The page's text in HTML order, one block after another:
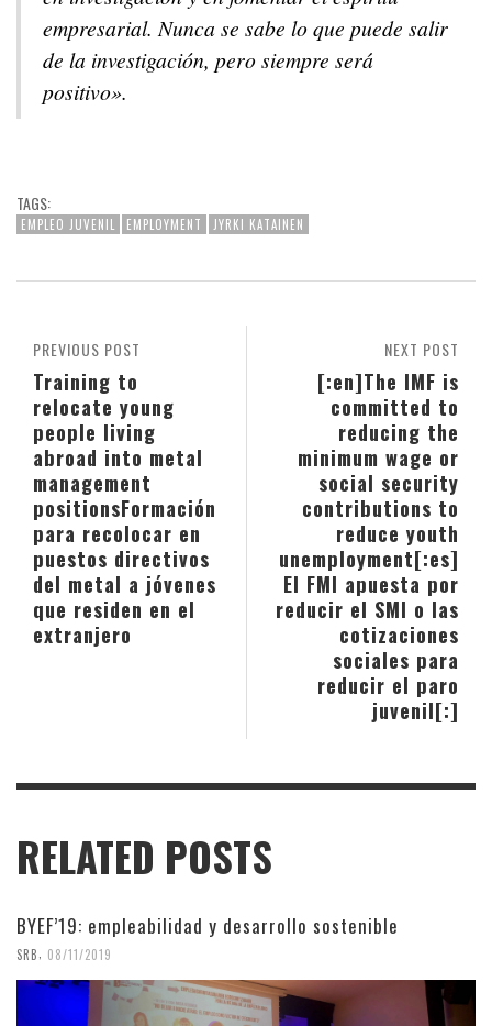
empresarial. Nunca se sabe lo que puede salir
de la investigación, pero siempre será
positivo».
TAGS:
EMPLEO JUVENIL EMPLOYMENT JYRKI KATAINEN
NEXT POST
[:en]The IMF is
committed to
reducing the
minimum wage or
social security
contributions to
reduce youth
unemployment[:es]
El FMI apuesta por
reducir el SMI o las
cotizaciones
sociales para
reducir el paro
juvenil[:]
PREVIOUS POST
Training to
relocate young
people living
abroad into metal
management
positionsFormación
para recolocar en
puestos directivos
del metal a jóvenes
que residen en el
extranjero
RELATED POSTS
BYEF’19: empleabilidad y desarrollo sostenible
SRB 08/11/2019